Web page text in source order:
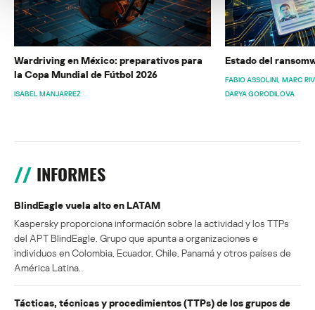
Wardriving en México: preparativos para
la Copa Mundial de Fútbol 2026
ISABEL MANJARREZ
Estado del
FABIO ASSOLINI MARC
DARYA GORODILOVA
INFORMES
BlindEagle vuela alto en LATAM
Kaspersky proporciona información sobre la actividad y los TTPs
del APT BlindEagle. Grupo que apunta a organizaciones e
individuos en Colombia, Ecuador, Chile, Panamá y otros países de
América Latina.
Tácticas, técnicas y procedimientos (TTPs) de los grupos de